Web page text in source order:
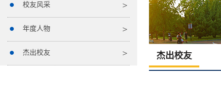
校友风采
年度人物
杰出校友 杰出校友